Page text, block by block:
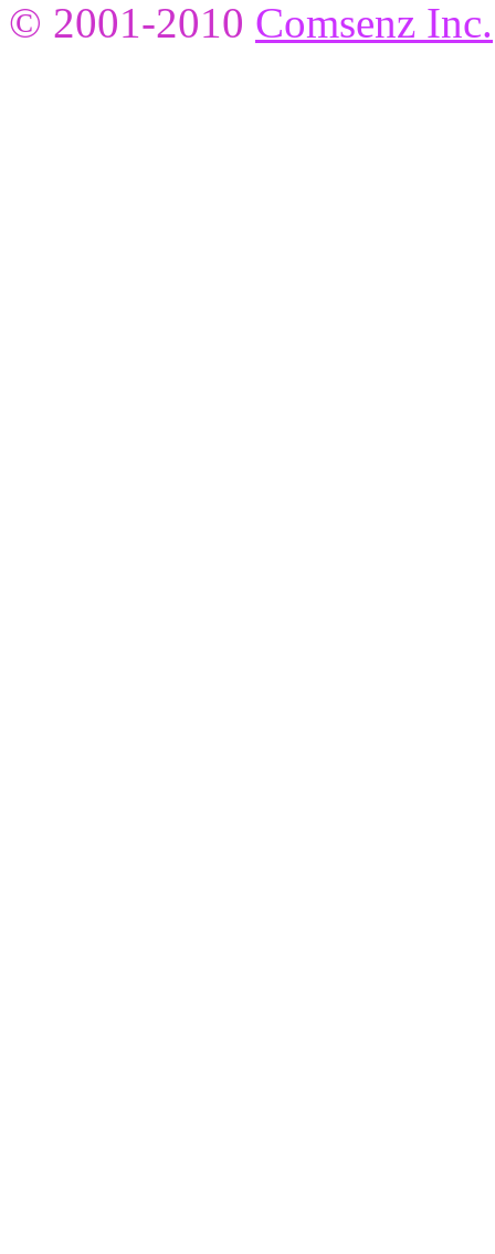
© 2001-2010 Comsenz Inc.